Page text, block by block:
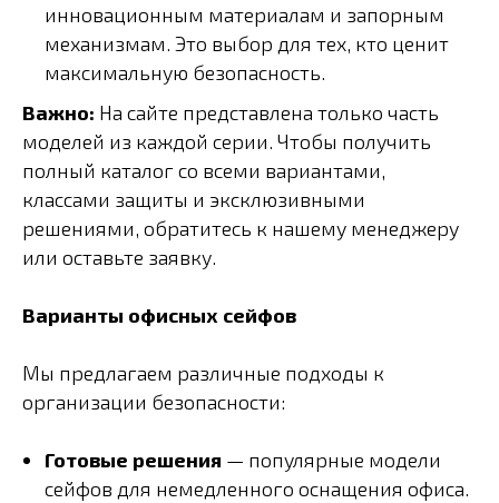
инновационным материалам и запорным
механизмам. Это выбор для тех, кто ценит
максимальную безопасность.
Важно: На сайте представлена только часть
моделей из каждой серии. Чтобы получить
полный каталог со всеми вариантами,
классами защиты и эксклюзивными
решениями, обратитесь к нашему менеджеру
или оставьте заявку.
Варианты офисных сейфов
Мы предлагаем различные подходы к
организации безопасности:
Готовые решения — популярные модели
сейфов для немедленного оснащения офиса.